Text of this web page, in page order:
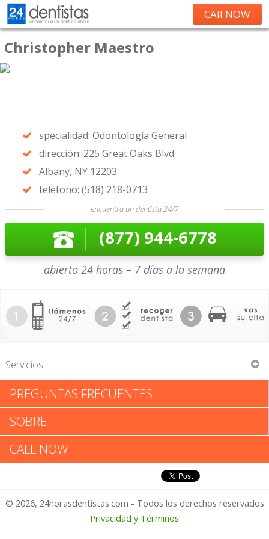
CAll NOW
Christopher Maestro
specialidad: Odontología General
dirección: 225 Great Oaks Blvd
Albany, NY 12203
teléfono: (518) 218-0713
encuentra un dentista 24/7
(877) 944-6778
abierto 24 horas – 7 días a la semana
Servicios
Christopher Maestro
Christopher Maestro: Califica
tu Experiencia
1 – No Feliz
PREGUNTAS FRECUENTES
SOBRE
CALL NOW
© 2026, 24horasdentistas.com - Todos los derechos reservados
Privacidad y Términos